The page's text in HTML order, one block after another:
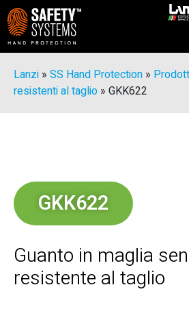
Lanzi » SS Hand Protection »
resistenti al taglio » GKK622
GKK622
Guanto in maglia
resistente al taglio